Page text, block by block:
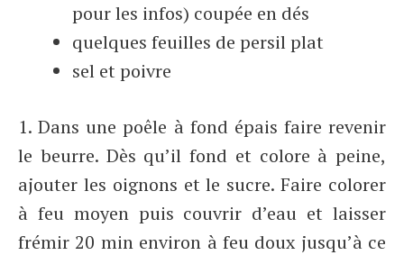
pour les infos) coupée en dés
quelques feuilles de persil plat
sel et poivre
1. Dans une poêle à fond épais faire revenir
le beurre. Dès qu’il fond et colore à peine,
ajouter les oignons et le sucre. Faire colorer
à feu moyen puis couvrir d’eau et laisser
frémir 20 min environ à feu doux jusqu’à ce